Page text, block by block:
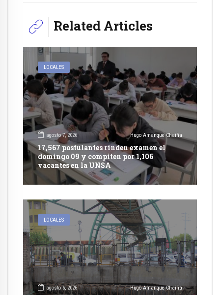
Related Articles
LOCALES
agosto 7, 2026 Hugo Amanque Chaiña
17,567 postulantes rinden examen el
domingo 09 y compiten por 1,106
vacantes en la UNSA
LOCALES
agosto 6, 2026 Hugo Amanque Chaiña